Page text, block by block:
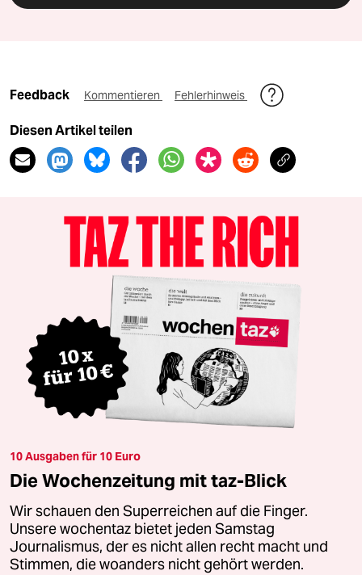
Feedback Kommentieren Fehlerhinweis
Diesen Artikel teilen
10 Ausgaben für 10 Euro
Die Wochenzeitung mit taz-Blick
Wir schauen den Superreichen auf die Finger.
Unsere wochentaz bietet jeden Samstag
Journalismus, der es nicht allen recht macht und
Stimmen, die woanders nicht gehört werden.